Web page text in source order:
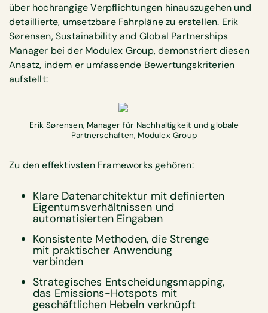
über hochrangige Verpflichtungen hinauszugehen und
detaillierte, umsetzbare Fahrpläne zu erstellen. Erik
Sørensen, Sustainability and Global Partnerships
Manager bei der Modulex Group, demonstriert diesen
Ansatz, indem er umfassende Bewertungskriterien
aufstellt:
Erik Sørensen, Manager für Nachhaltigkeit und globale
Partnerschaften, Modulex Group
Zu den effektivsten Frameworks gehören:
Klare Datenarchitektur mit definierten
Eigentumsverhältnissen und
automatisierten Eingaben
Konsistente Methoden, die Strenge
mit praktischer Anwendung
verbinden
Strategisches Entscheidungsmapping,
das Emissions-Hotspots mit
geschäftlichen Hebeln verknüpft